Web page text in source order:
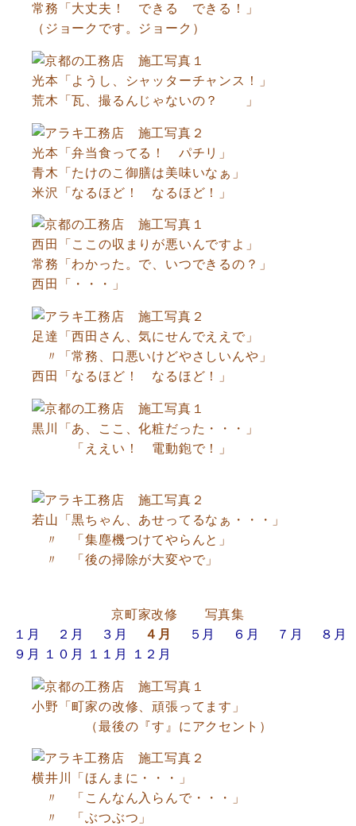
常務「大丈夫！ できる できる！」
（ジョークです。ジョーク）
光本「ようし、シャッターチャンス！」
荒木「瓦、撮るんじゃないの？ 」
光本「弁当食ってる！ パチリ」
青木「たけのこ御膳は美味いなぁ」
米沢「なるほど！ なるほど！」
西田「ここの収まりが悪いんですよ」
常務「わかった。で、いつできるの？」
西田「・・・」
足達「西田さん、気にせんでええで」
〃「常務、口悪いけどやさしいんや」
西田「なるほど！ なるほど！」
黒川「あ、ここ、化粧だった・・・」
「ええい！ 電動鉋で！」
若山「黒ちゃん、あせってるなぁ・・・」
〃 「集塵機つけてやらんと」
〃 「後の掃除が大変やで」
京町家改修 写真集
１月
２月 ３月 ４月 ５月 ６月 ７月
８月
９月
１０月 １１月 １２月
小野「町家の改修、頑張ってます」
（最後の『す』にアクセント）
横井川「ほんまに・・・」
〃 「こんなん入らんで・・・」
〃 「ぶつぶつ」